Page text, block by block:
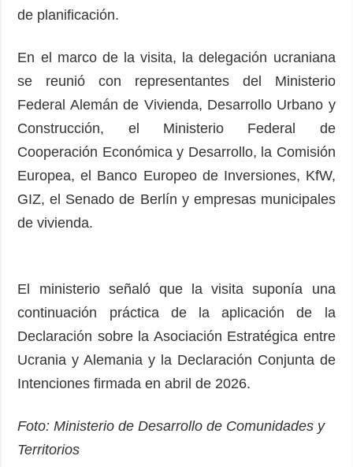
de planificación.
En el marco de la visita, la delegación ucraniana
se reunió con representantes del Ministerio
Federal Alemán de Vivienda, Desarrollo Urbano y
Construcción, el Ministerio Federal de
Cooperación Económica y Desarrollo, la Comisión
Europea, el Banco Europeo de Inversiones, KfW,
GIZ, el Senado de Berlín y empresas municipales
de vivienda.
El ministerio señaló que la visita suponía una
continuación práctica de la aplicación de la
Declaración sobre la Asociación Estratégica entre
Ucrania y Alemania y la Declaración Conjunta de
Intenciones firmada en abril de 2026.
Foto: Ministerio de Desarrollo de Comunidades y
Territorios